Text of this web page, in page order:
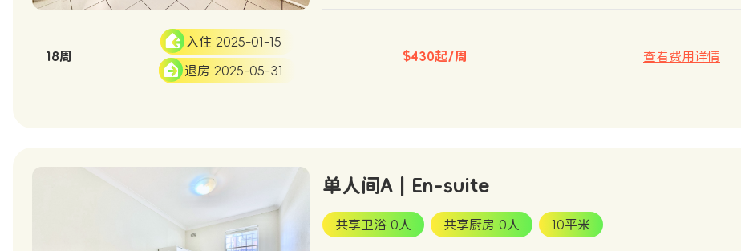
18周
入住 2025-01-15
退房 2025-05-31
$430起/周 查看费用详情
单人间A | En-suite
共享卫浴 0人 共享厨房 0人 10平米